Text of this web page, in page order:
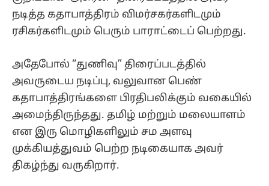
நடித்த கதாபாத்திரம் விமர்சகர்களிடமும்
ரசிகர்களிடமும் பெரும் பாராட்டைப் பெற்றது.
அதேபோல் “துணிவு” திரைப்படத்தில்
அவருடைய நடிப்பு, வலுவான பெண்
கதாபாத்திரங்களை பிரதிபலிக்கும் வகையில்
அமைந்திருந்தது. தமிழ் மற்றும் மலையாளம்
என இரு மொழிகளிலும் சம அளவு
முக்கியத்துவம் பெற்ற நடிகையாக அவர்
திகழ்ந்து வருகிறார்.